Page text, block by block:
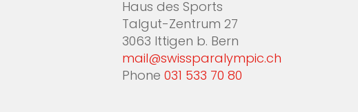
Haus des Sports
Talgut-Zentrum 27
3063 Ittigen b. Bern
mail@swissparalympic.ch
Phone 031 533 70 80